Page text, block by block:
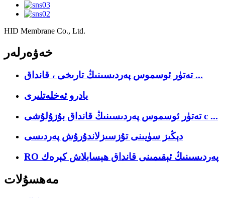
HID Membrane Co., Ltd.
خەۋەرلەر
تەتۈر ئوسموس پەردىسىنىڭ تارىخى ، قانداق ...
يادرو ئەخلەتلىرى
تەتۈر ئوسموس پەردىسىنىڭ قانداق بۇزۇلۇشى c ...
دېڭىز سۈيىنى تۇزسىزلاندۇرۇش پەردىسى
RO پەردىسىنىڭ ئېقىمىنى قانداق ھېسابلاش كېرەك
مەھسۇلات